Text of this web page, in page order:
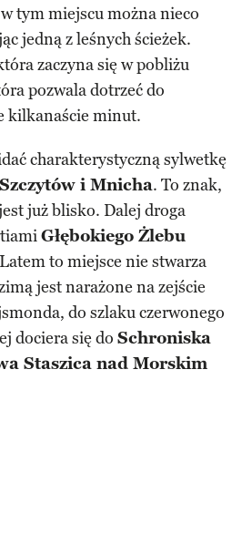
tym miejscu można nieco
jedną z leśnych ścieżek.
zaczyna się w pobliżu
pozwala dotrzeć do
kilkanaście minut.
charakterystyczną sylwetkę
i Mnicha. To znak,
już blisko. Dalej droga
Głębokiego Żlebu
to miejsce nie stwarza
jest narażone na zejście
do szlaku czerwonego
dociera się do Schroniska
Staszica nad Morskim